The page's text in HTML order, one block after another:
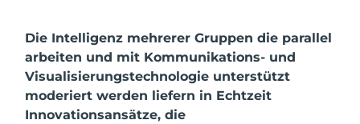
Die Intelligenz mehrerer Gruppen die parallel
arbeiten und mit Kommunikations- und
Visualisierungstechnologie unterstützt
moderiert werden liefern in Echtzeit
Innovationsansätze, die